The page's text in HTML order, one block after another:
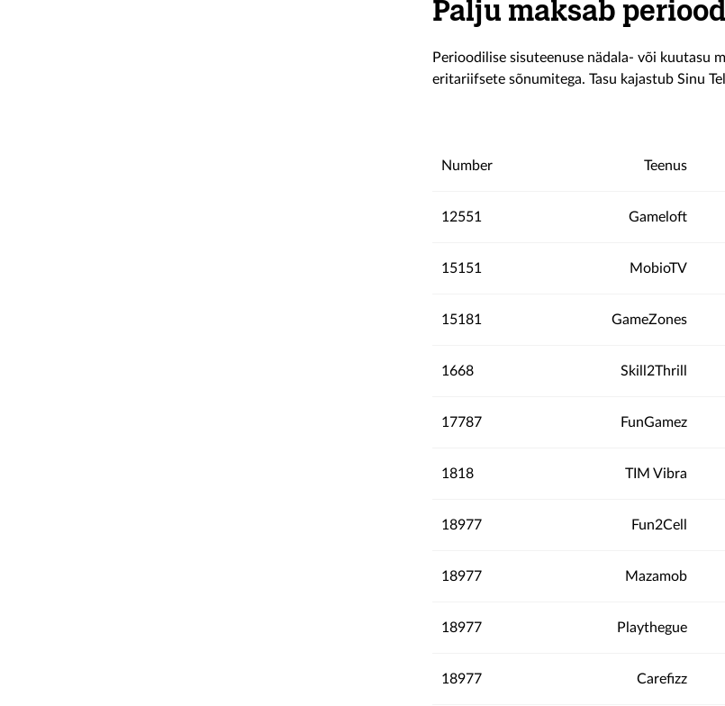
Palju maksab
Perioodilise sisuteenuse nädala- või kuutasu
eritariifsete sõnumitega. Tasu kajastub Sinu
Number Teenus
12551 Gameloft
15151 MobioTV
15181 GameZones
1668 Skill2Thrill
17787 FunGamez
1818 TIM Vibra
18977 Fun2Cell
18977 Mazamob
18977 Playthegue
18977 Carefizz